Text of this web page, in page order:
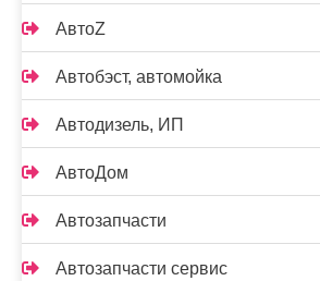
АвтоZ
Автобэст, автомойка
Автодизель, ИП
АвтоДом
Автозапчасти
Автозапчасти сервис